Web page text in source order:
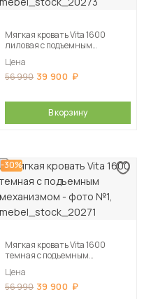
Мягкая кровать Vita 1600
лиловая с подъемным
Цена
56 990 39 900
В корзину
-30%
Мягкая кровать Vita 1600
темная с подъемным
Цена
56 990 39 900